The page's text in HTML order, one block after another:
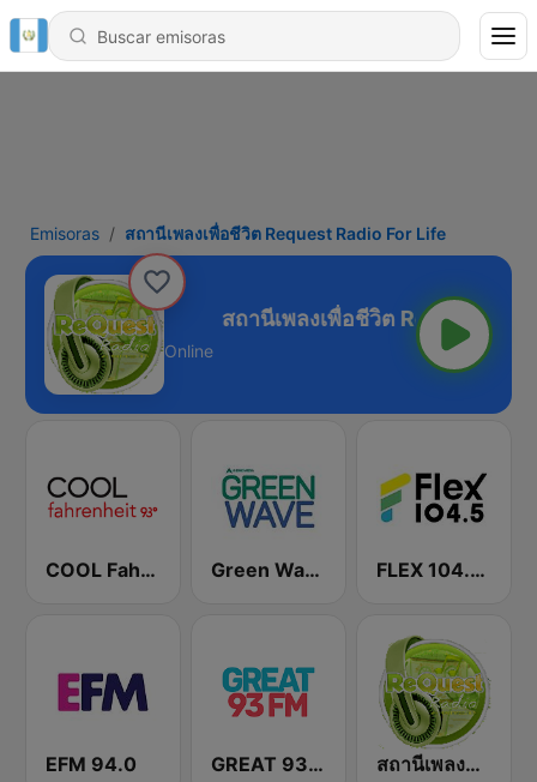
Emisoras สถานีเพลงเพื่อชีวิต Request Radio For Life
Radio For Life
Online
COOL Fahrenheit 93 FM Green Wave 106.5 FM FLEX 104.5 FM
EFM 94.0 GREAT 93 | ONLINE สถานีเพลงสตริง Request Radio